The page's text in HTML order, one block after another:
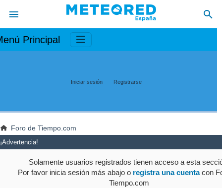
Principal
Iniciar sesión Registrarse
Foro de Tiempo.com
¡Advertencia!
Solamente usuarios registrados tienen acceso a esta
Por favor inicia sesión más abajo o registra una cuentacon
Tiempo.com